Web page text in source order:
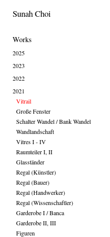
Sunah Choi
Works
2025
2023
2022
2021
Vitrail
Große Fenster
Schalter Wandel / Bank Wandel
Wandlandschaft
Vitres I - IV
Raumteiler I, II
Glasständer
Regal (Künstler)
Regal (Bauer)
Regal (Handwerker)
Regal (Wissenschaftler)
Garderobe I / Banca
Garderobe II, III
Figuren